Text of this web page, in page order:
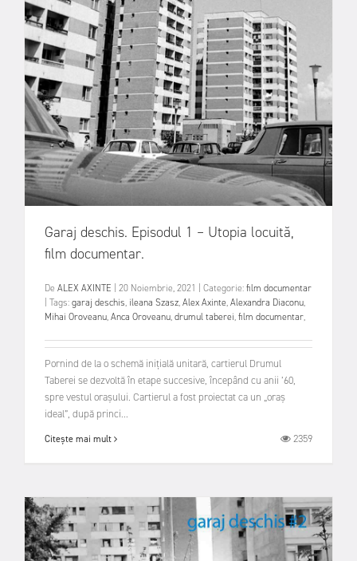
Garaj deschis. Episodul 1 – Utopia locuită,
film documentar.
De ALEX AXINTE 20 Noiembrie, 2021 Categorie:film documentar
Tags:garaj deschis, ileana Szasz,Alex Axinte,Alexandra Diaconu,
Mihai Oroveanu,Anca Oroveanu,drumul taberei,film documentar,
Pornind de la o schemă inițială unitară, cartierul Drumul
Taberei se dezvoltă în etape succesive, începând cu anii ’60,
spre vestul orașului. Cartierul a fost proiectat ca un „oraș
ideal”, după princi...
Citește mai mult 2359